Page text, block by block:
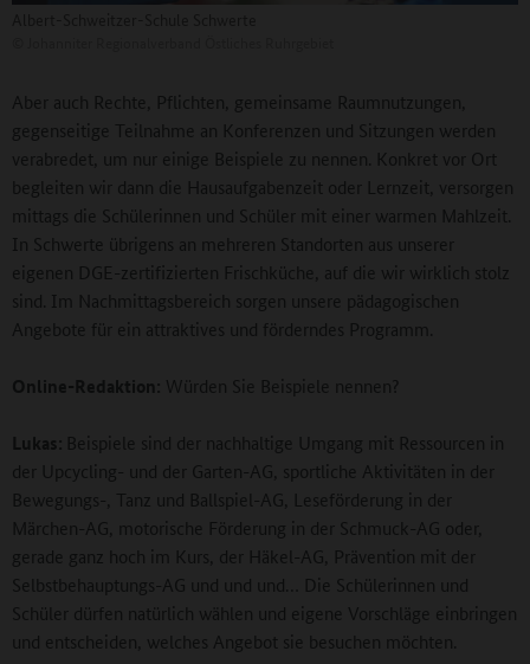
Aber auch Rechte, Pflichten, gemeinsame Raumnutzungen,
gegenseitige Teilnahme an Konferenzen und Sitzungen werden
verabredet, um nur einige Beispiele zu nennen. Konkret vor Ort
begleiten wir dann die Hausaufgabenzeit oder Lernzeit, versorgen
mittags die Schülerinnen und Schüler mit einer warmen Mahlzeit.
In Schwerte übrigens an mehreren Standorten aus unserer
eigenen DGE-zertifizierten Frischküche, auf die wir wirklich stolz
sind. Im Nachmittagsbereich sorgen unsere pädagogischen
Angebote für ein attraktives und förderndes Programm.
Online-Redaktion: Würden Sie Beispiele nennen?
Lukas: Beispiele sind der nachhaltige Umgang mit Ressourcen in
der Upcycling- und der Garten-AG, sportliche Aktivitäten in der
Bewegungs-, Tanz und Ballspiel-AG, Leseförderung in der
Märchen-AG, motorische Förderung in der Schmuck-AG oder,
gerade ganz hoch im Kurs, der Häkel-AG, Prävention mit der
Selbstbehauptungs-AG und und und… Die Schülerinnen und
Schüler dürfen natürlich wählen und eigene Vorschläge einbringen
und entscheiden, welches Angebot sie besuchen möchten.